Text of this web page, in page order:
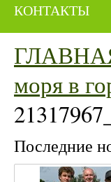
КОНТАКТЫ
моря в
Последние